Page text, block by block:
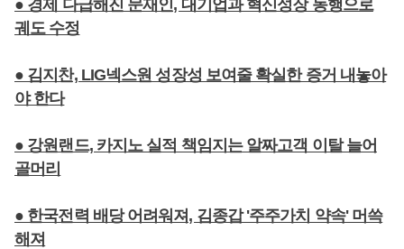
● 경제 다급해진 문재인, 대기업과 혁신성장 동행으로
궤도 수정
● 김지찬, LIG넥스원 성장성 보여줄 확실한 증거 내놓아
야 한다
● 강원랜드, 카지노 실적 책임지는 알짜고객 이탈 늘어
골머리
● 한국전력 배당 어려워져, 김종갑 '주주가치 약속' 머쓱
해져